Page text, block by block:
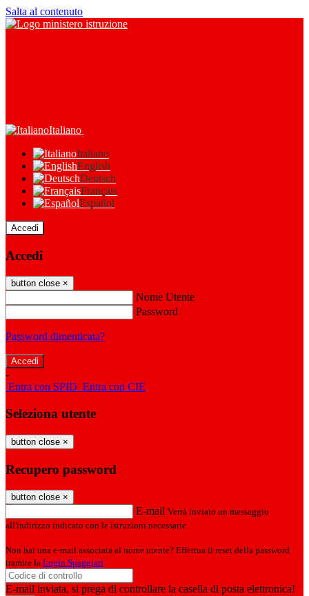
Salta al contenuto
Italiano
Italiano
English
Deutsch
Français
Español
Accedi
Accedi
button close ×
Nome Utente
Password
Password dimenticata?
-
Entra con SPID Entra con CIE
Seleziona utente
button close ×
Recupero password
button close ×
E-mail Verrà inviato un messaggio
all'indirizzo indicato con le istruzioni necessarie.
Non hai una e-mail associata al nome utente? Effettua il reset della password
tramite la Login Spaggiari
E-mail inviata, si prega di controllare la casella di posta elettronica!